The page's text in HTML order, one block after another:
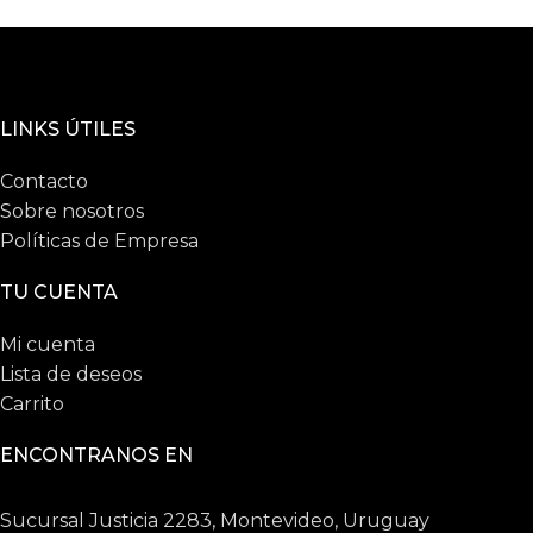
LINKS ÚTILES
Contacto
Sobre nosotros
Políticas de Empresa
TU CUENTA
Mi cuenta
Lista de deseos
Carrito
ENCONTRANOS EN
Sucursal Justicia 2283, Montevideo, Uruguay